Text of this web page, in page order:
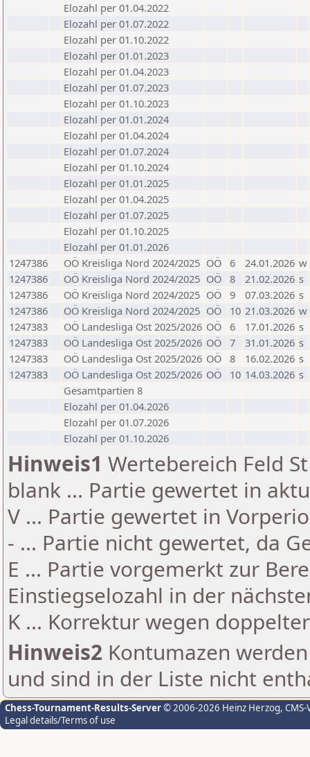
Elozahl per 01.04.2022
Elozahl per 01.07.2022
Elozahl per 01.10.2022
Elozahl per 01.01.2023
Elozahl per 01.04.2023
Elozahl per 01.07.2023
Elozahl per 01.10.2023
Elozahl per 01.01.2024
Elozahl per 01.04.2024
Elozahl per 01.07.2024
Elozahl per 01.10.2024
Elozahl per 01.01.2025
Elozahl per 01.04.2025
Elozahl per 01.07.2025
Elozahl per 01.10.2025
Elozahl per 01.01.2026
1247386
OÖ Kreisliga Nord 2024/2025 OÖ 6 24.01.2026 w
1247386
OÖ Kreisliga Nord 2024/2025 OÖ 8 21.02.2026 s
1247386
OÖ Kreisliga Nord 2024/2025 OÖ 9 07.03.2026 s
1247386
OÖ Kreisliga Nord 2024/2025 OÖ 10 21.03.2026 w
1247383
OÖ Landesliga Ost 2025/2026 OÖ 6 17.01.2026 s
1247383
OÖ Landesliga Ost 2025/2026 OÖ 7 31.01.2026 s
1247383
OÖ Landesliga Ost 2025/2026 OÖ 8 16.02.2026 s
1247383
OÖ Landesliga Ost 2025/2026 OÖ 10 14.03.2026 s
Gesamtpartien 8
Elozahl per 01.04.2026
Elozahl per 01.07.2026
Elozahl per 01.10.2026
Hinweis1 Wertebereich Feld
blank ... Partie gewertet in
V ... Partie gewertet in
- ... Partie nicht gewertet, da
E ... Partie vorgemerkt zur
Einstiegselozahl in der
K ... Korrektur wegen
Hinweis2 Kontumazen
und sind in der Liste nicht
Chess-Tournament-Results-Server© 2006-2026 Heinz Herzog,
Legal details/Terms of use